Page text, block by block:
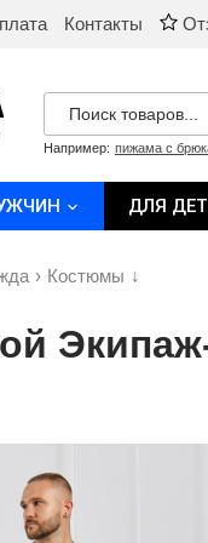
Контакты
Например: пижама с
ДЛЯ
› Костюмы ↓